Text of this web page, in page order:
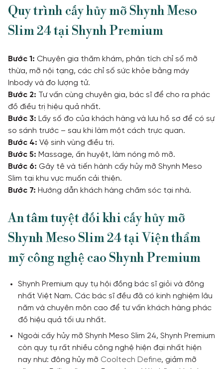
Quy trình cấy hủy mỡ Shynh Meso
Slim 24 tại Shynh Premium
Bước 1: Chuyên gia thăm khám, phân tích chỉ số mỡ
thừa, mỡ nội tạng, các chỉ số sức khỏe bằng máy
Inbody và đo lượng tử.
Bước 2: Tư vấn cùng chuyên gia, bác sĩ để cho ra phác
đồ điều trị hiệu quả nhất.
Bước 3: Lấy số đo của khách hàng và lưu hồ sơ để có sự
so sánh trước – sau khi làm một cách trực quan.
Bước 4: Vệ sinh vùng điều trị.
Bước 5: Massage, ấn huyệt, làm nóng mô mỡ.
Bước 6: Gây tê và tiến hành cấy hủy mỡ Shynh Meso
Slim tại khu vực muốn cải thiện.
Bước 7: Hướng dẫn khách hàng chăm sóc tại nhà.
An tâm tuyệt đối khi cấy hủy mỡ
Shynh Meso Slim 24 tại Viện thẩm
mỹ công nghệ cao Shynh Premium
Shynh Premium quy tụ hội đồng bác sĩ giỏi và đông
nhất Việt Nam. Các bác sĩ đều đã có kinh nghiệm lâu
năm và chuyên môn cao để tư vấn khách hàng phác
đồ hiệu quả tối ưu nhất.
Ngoài cấy hủy mỡ Shynh Meso Slim 24, Shynh Premium
còn quy tụ rất nhiều công nghệ hiện đại nhất hiện
nay như: đông hủy mỡ Cooltech Define, giảm mỡ